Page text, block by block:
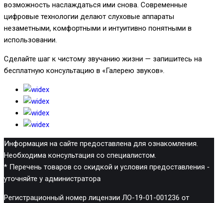
возможность наслаждаться ими снова. Современные
цифровые технологии делают слуховые аппараты
незаметными, комфортными и интуитивно понятными в
использовании.
Сделайте шаг к чистому звучанию жизни — запишитесь на
бесплатную консультацию в «Галерею звуков».
Информация на сайте предоставлена для ознакомления.
Необходима консультация со специалистом.
* Перечень товаров со скидкой и условия предоставления -
уточняйте у администратора
Регистрационный номер лицензии ЛО-19-01-001236 от